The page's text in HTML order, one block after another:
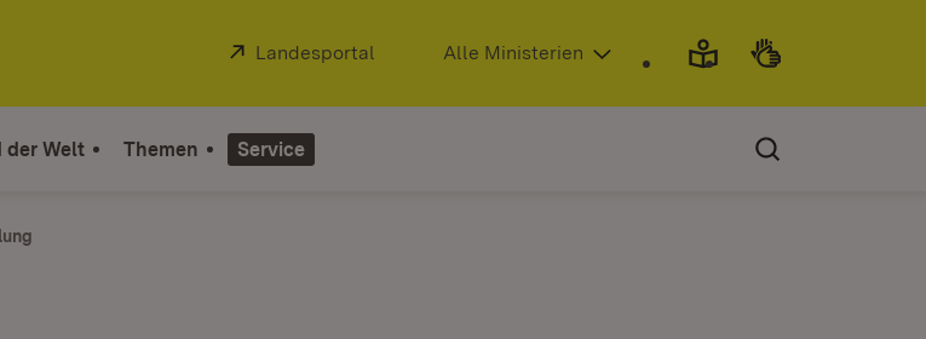
Extern:
Landesportal (Öffnet in neuem Fenster)
Alle Ministerien
der Welt Themen Service